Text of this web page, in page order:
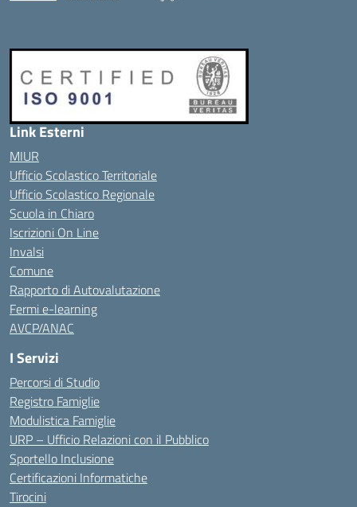
Link Esterni
MIUR
Ufficio Scolastico Territoriale
Ufficio Scolastico Regionale
Scuola in Chiaro
Iscrizioni On Line
Invalsi
Comune
Rapporto di Autovalutazione
Fermi e-learning
AVCP/ANAC
I Servizi
Percorsi di Studio
Registro Famiglie
Modulistica Famiglie
URP – Ufficio Relazioni con il Pubblico
Sportello Inclusione
Certificazioni Informatiche
Tirocini